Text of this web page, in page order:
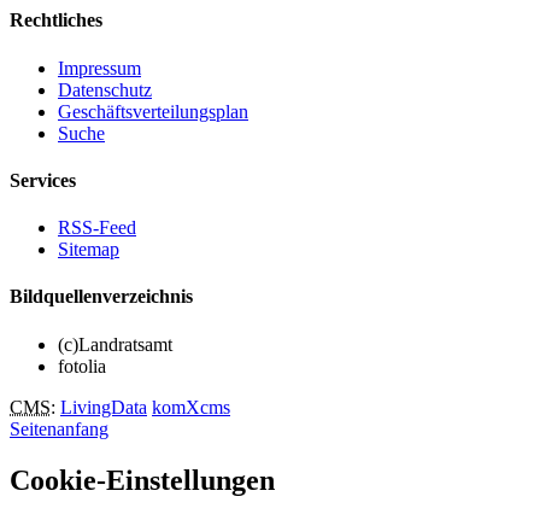
Rechtliches
Impressum
Datenschutz
Geschäftsverteilungsplan
Suche
Services
RSS-Feed
Sitemap
Bildquellenverzeichnis
(c)Landratsamt
fotolia
CMS: LivingData komXcms
Seitenanfang
Cookie-Einstellungen